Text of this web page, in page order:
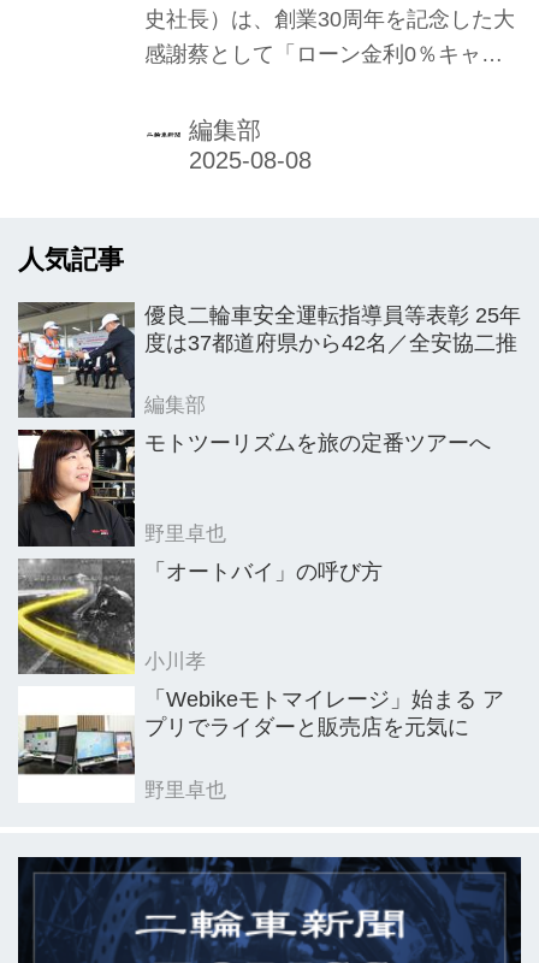
ン」実施中 公式アンバ
サダーに人気
YouTuber"せんちゃ
ん"就任
史社長）は、創業30周年を記念した大
感謝蔡として「ローン金利0％キャン
日まで。
編集部
人気記事
優良二輪車安全運転指導員等表彰 25年
度は37都道府県から42名／全安協二推
編集部
モトツーリズムを旅の定番ツアーへ
野里卓也
「オートバイ」の呼び方
小川孝
「Webikeモトマイレージ」始まる ア
プリでライダーと販売店を元気に
野里卓也